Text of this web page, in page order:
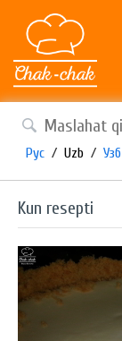
Рус / Uzb / Узб
Kun resepti